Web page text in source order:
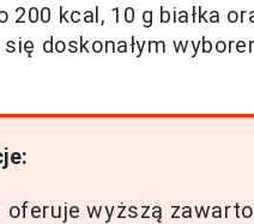
200 kcal, 10 g białka
doskonałym
wyższą